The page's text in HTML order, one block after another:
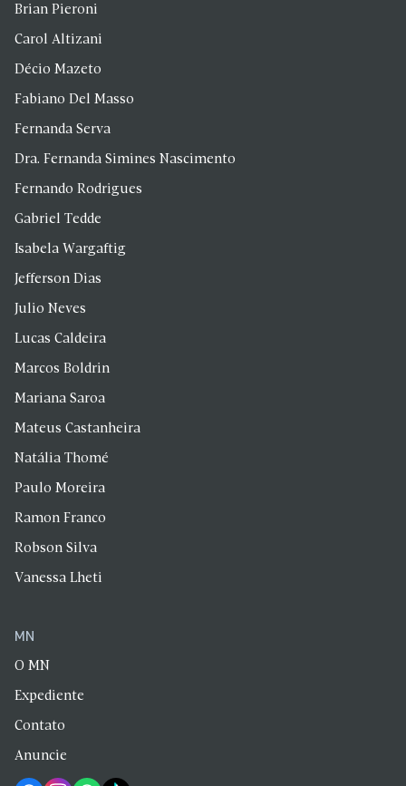
Brian Pieroni
Carol Altizani
Décio Mazeto
Fabiano Del Masso
Fernanda Serva
Dra. Fernanda Simines Nascimento
Fernando Rodrigues
Gabriel Tedde
Isabela Wargaftig
Jefferson Dias
Julio Neves
Lucas Caldeira
Marcos Boldrin
Mariana Saroa
Mateus Castanheira
Natália Thomé
Paulo Moreira
Ramon Franco
Robson Silva
Vanessa Lheti
MN
O MN
Expediente
Contato
Anuncie